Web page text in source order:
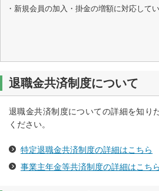
・新規会員の加入・掛金の増額に対応してい
退職金共済制度について
退職金共済制度についての詳細を知り
ください。
特定退職金共済制度の詳細はこちら
事業主年金等共済制度の詳細はこちら